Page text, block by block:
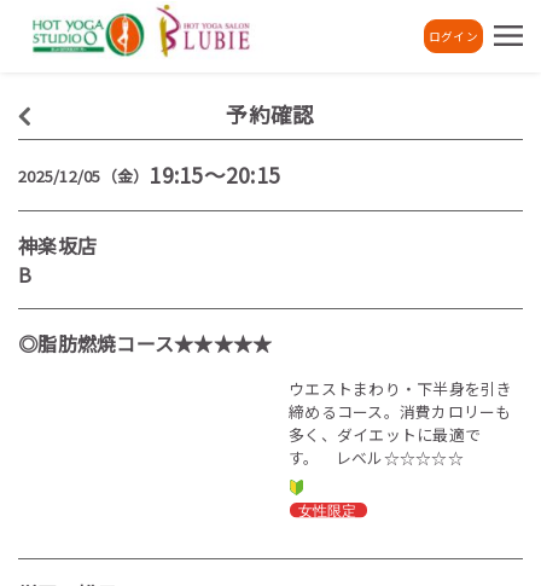
ログイン
予約確認
2025/12/05（金） 19:15～20:15
神楽坂店
B
◎脂肪燃焼コース★★★★★
ウエストまわり・下半身を引き
締めるコース。消費カロリーも
多く、ダイエットに最適で
す。 レベル☆☆☆☆☆